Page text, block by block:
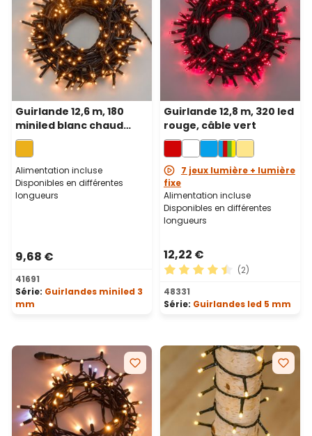
Guirlande 12,6 m, 180
miniled blanc chaud
traditionnel, câble vert
Alimentation incluse
Disponibles en différentes
longueurs
9,68 €
41691
Série: Guirlandes miniled 3
mm
Guirlande 12,8 m, 320 led
rouge, câble vert
7 jeux lumière + lumière
fixe
Alimentation incluse
Disponibles en différentes
longueurs
12,22 €
Note moyenne de 4.5 sur
(2)
48331
Série: Guirlandes led 5 mm